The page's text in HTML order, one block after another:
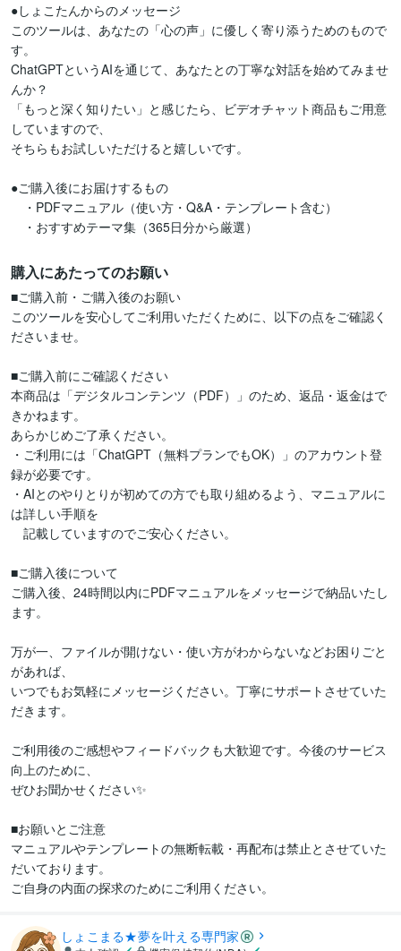
●しょこたんからのメッセージ
このツールは、あなたの「心の声」に優しく寄り添うためのもので
す。
ChatGPTというAIを通じて、あなたとの丁寧な対話を始めてみませ
んか？
「もっと深く知りたい」と感じたら、ビデオチャット商品もご用意
していますので、
そちらもお試しいただけると嬉しいです。
●ご購入後にお届けするもの
・PDFマニュアル（使い方・Q&A・テンプレート含む）
・おすすめテーマ集（365日分から厳選）
購入にあたってのお願い
■ご購入前・ご購入後のお願い
このツールを安心してご利用いただくために、以下の点をご確認く
ださいませ。
■ご購入前にご確認ください
本商品は「デジタルコンテンツ（PDF）」のため、返品・返金はで
きかねます。
あらかじめご了承ください。
・ご利用には「ChatGPT（無料プランでもOK）」のアカウント登
録が必要です。
・AIとのやりとりが初めての方でも取り組めるよう、マニュアルに
は詳しい手順を
記載していますのでご安心ください。
■ご購入後について
ご購入後、24時間以内にPDFマニュアルをメッセージで納品いたし
ます。
万が一、ファイルが開けない・使い方がわからないなどお困りごと
があれば、
いつでもお気軽にメッセージください。丁寧にサポートさせていた
だきます。
ご利用後のご感想やフィードバックも大歓迎です。今後のサービス
向上のために、
ぜひお聞かせください✨
■お願いとご注意
マニュアルやテンプレートの無断転載・再配布は禁止とさせていた
だいております。
ご自身の内面の探求のためにご利用ください。
しょこまる★夢を叶える専門家